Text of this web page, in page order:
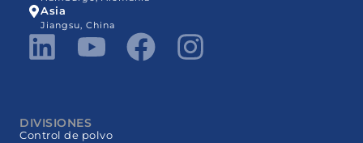
Asia
Jiangsu, China
DIVISIONES
Control de polvo